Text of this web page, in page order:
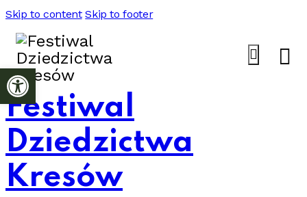
Skip to content Skip to footer
Festiwal
Dziedzictwa
Kresów
Otwórz pasek narzędzi